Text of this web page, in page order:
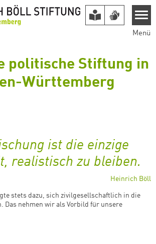
Menü
politische Stiftung in
Württemberg
ist die einzige
realistisch zu bleiben.
Heinrich Böll
stets dazu, sich zivilgesellschaftlich in die
Das nehmen wir als Vorbild für unsere